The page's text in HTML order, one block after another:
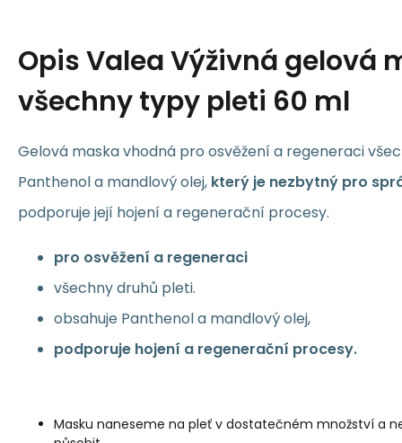
OpisValea Výživná gelová
všechny typy pleti 60 ml
Gelová maska vhodná pro osvěžení a regeneraci
Panthenol a mandlový olej, který je nezbytný pro
podporuje její hojení a regenerační procesy.
pro osvěžení a regeneraci
všechny druhů pleti.
obsahuje Panthenol a mandlový olej,
podporuje hojení a regenerační procesy.
Masku naneseme na pleť v dostatečném množství a